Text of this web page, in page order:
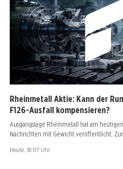
Rheinmetall Aktie: Kann der
F126-Ausfall kompensieren?
Ausgangslage Rheinmetall hat am
Nachrichten mit Gewicht veröffentlicht.
Heute, 18:07 Uhr